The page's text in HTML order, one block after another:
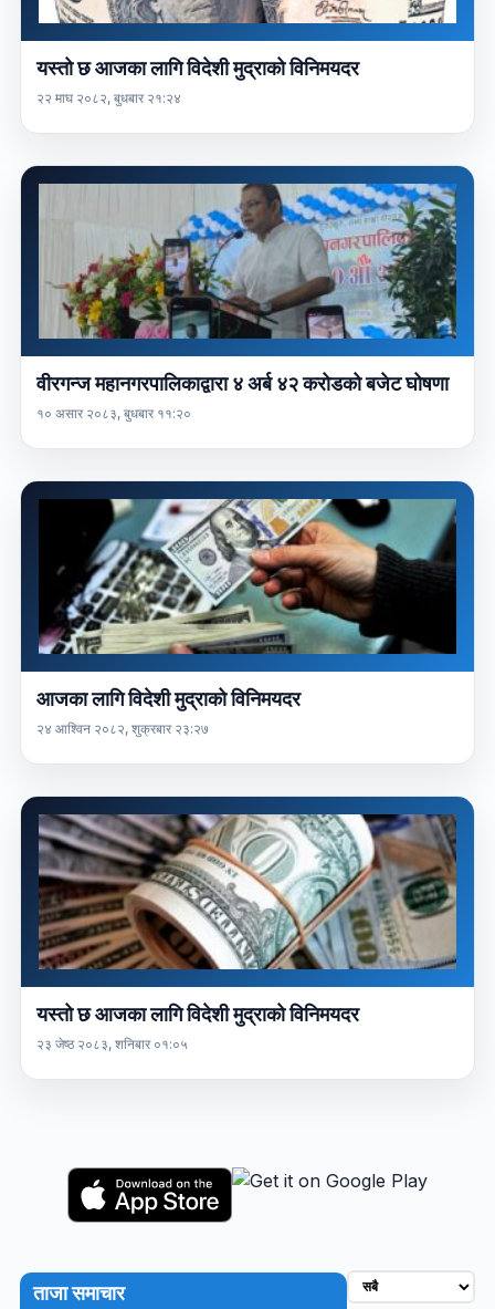
यस्तो छ आजका लागि विदेशी मुद्राको विनिमयदर
२२ माघ २०८२, बुधबार २१:२४
वीरगन्ज महानगरपालिकाद्वारा ४ अर्ब ४२ करोडको बजेट घोषणा
१० असार २०८३, बुधबार ११:२०
आजका लागि विदेशी मुद्राको विनिमयदर
२४ आश्विन २०८२, शुक्रबार २३:२७
यस्तो छ आजका लागि विदेशी मुद्राको विनिमयदर
२३ जेष्ठ २०८३, शनिबार ०१:०५
ताजा समाचार